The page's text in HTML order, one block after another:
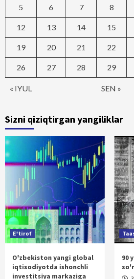
« IYUL SEN »
5 6 7 8
12 13 14 15
19 20 21 22
26 27 28 29
Sizni qiziqtirgan yangiliklar
E'tirof
O'zbekiston yangi global
iqtisodiyotda ishonchli
investitsiya markaziga
90